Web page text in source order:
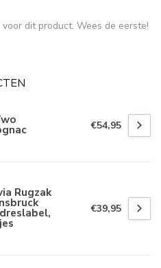
dit product. Wees de eerste!
€54,95
Rugzak
€39,95